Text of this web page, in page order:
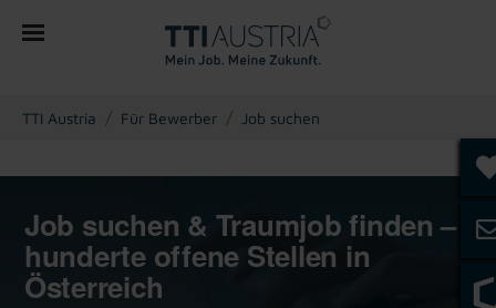
You are here:
TTI Austria Für Bewerber Job suchen
Job suchen & Traumjob finden –
hunderte offene Stellen in
Österreich